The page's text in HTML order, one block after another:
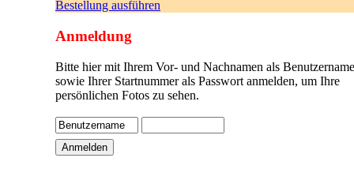
Bestellung ausführen
Anmeldung
Bitte hier mit Ihrem Vor- und Nachnamen als
sowie Ihrer Startnummer als Passwort anmelden, um Ihre
persönlichen Fotos zu sehen.